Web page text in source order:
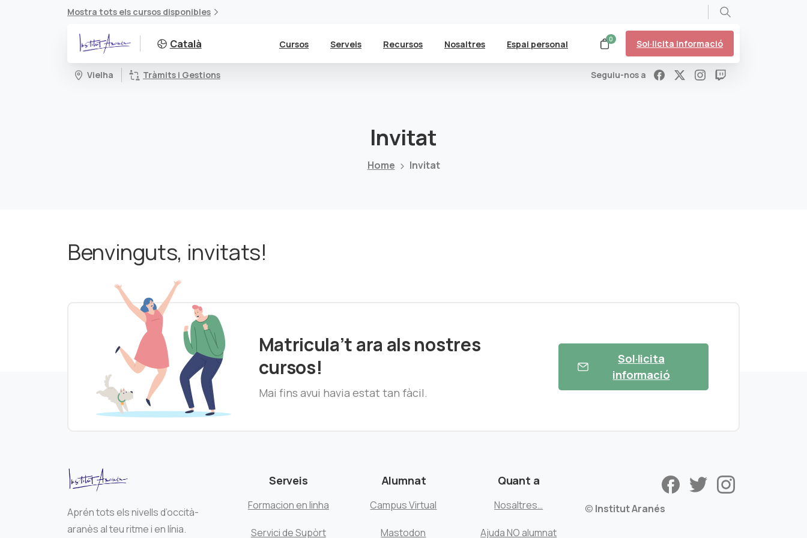
Mostra tots els cursos disponibles
Search
Català Cursos Serveis Recursos Nosaltres Espai personal 0 Sol·licita informació
Vielha Tràmits i Gestions Seguiu-nos a
Invitat
Home Invitat
Benvinguts, invitats!
Matricula’t ara als nostres
cursos!
Mai fins avui havia estat tan fàcil.
Sol·licita
informació
Aprén tots els nivells d’occità-
aranès al teu ritme i en línia.
Serveis
Formacion en linha
Servici de Supòrt
Alumnat
Campus Virtual
Mastodon
Quant a
Nosaltres…
Ajuda NO alumnat
© Institut Aranés